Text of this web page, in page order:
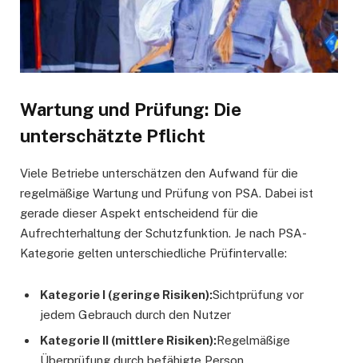
Wartung und Prüfung: Die
unterschätzte Pflicht
Viele Betriebe unterschätzen den Aufwand für die
regelmäßige Wartung und Prüfung von PSA. Dabei ist
gerade dieser Aspekt entscheidend für die
Aufrechterhaltung der Schutzfunktion. Je nach PSA-
Kategorie gelten unterschiedliche Prüfintervalle:
Kategorie I (geringe Risiken):Sichtprüfung vor
jedem Gebrauch durch den Nutzer
Kategorie II (mittlere Risiken):Regelmäßige
Überprüfung durch befähigte Person